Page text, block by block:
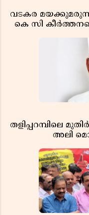
വടകര
കെ സി
തളിപ്പറമ്പിലെ
അലി